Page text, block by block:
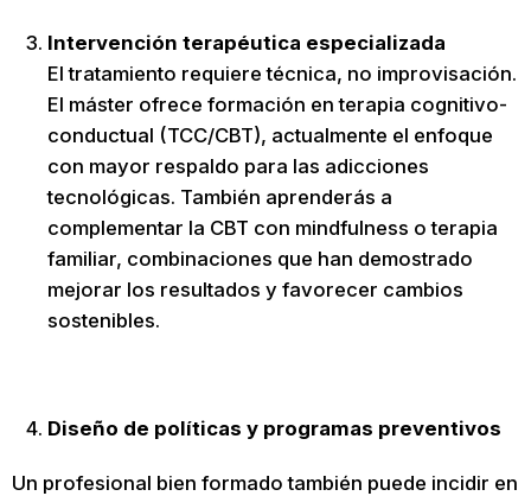
Intervención terapéutica especializada
El tratamiento requiere técnica, no improvisación.
El máster ofrece formación en terapia cognitivo-
conductual (TCC/CBT), actualmente el enfoque
con mayor respaldo para las adicciones
tecnológicas. También aprenderás a
complementar la CBT con mindfulness o terapia
familiar, combinaciones que han demostrado
mejorar los resultados y favorecer cambios
sostenibles.
Diseño de políticas y programas preventivos
Un profesional bien formado también puede incidir en